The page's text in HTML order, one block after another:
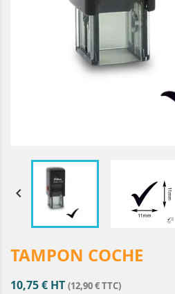

TAMPON COCHE
10,75 € HT (12,90 € TTC)